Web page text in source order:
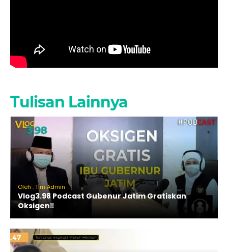
Tulisan Lainnya
Oleh : Tim Admin
Vlog3.98 Podcast Gubenur Jatim Gratiskan
Oksigen‼